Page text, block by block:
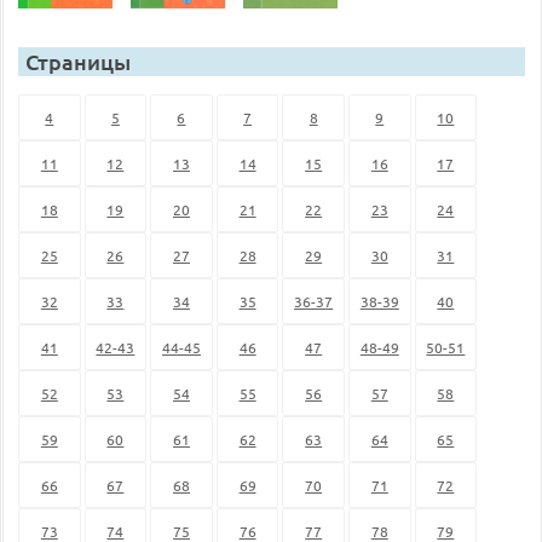
Страницы
4 5 6 7 8 9 10
11 12 13 14 15 16 17
18 19 20 21 22 23 24
25 26 27 28 29 30 31
32 33 34 35 36-37 38-39 40
41 42-43 44-45 46 47 48-49 50-51
52 53 54 55 56 57 58
59 60 61 62 63 64 65
66 67 68 69 70 71 72
73 74 75 76 77 78 79